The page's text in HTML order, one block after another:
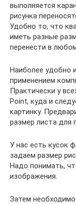
выполняется
рисунка
Удобно то, что
иметь разные
перенести в
Наиболее удобно
применением
Практически у
Point, куда и
картинку.
размер листа для
У нас есть кусок
задаем размер
Надо понимать,
изображения.
Затем